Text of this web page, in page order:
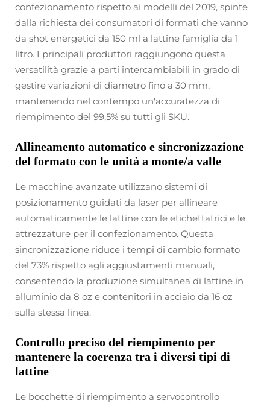
confezionamento rispetto ai modelli del 2019, spinte
dalla richiesta dei consumatori di formati che vanno
da shot energetici da 150 ml a lattine famiglia da 1
litro. I principali produttori raggiungono questa
versatilità grazie a parti intercambiabili in grado di
gestire variazioni di diametro fino a 30 mm,
mantenendo nel contempo un'accuratezza di
riempimento del 99,5% su tutti gli SKU.
Allineamento automatico e sincronizzazione
del formato con le unità a monte/a valle
Le macchine avanzate utilizzano sistemi di
posizionamento guidati da laser per allineare
automaticamente le lattine con le etichettatrici e le
attrezzature per il confezionamento. Questa
sincronizzazione riduce i tempi di cambio formato
del 73% rispetto agli aggiustamenti manuali,
consentendo la produzione simultanea di lattine in
alluminio da 8 oz e contenitori in acciaio da 16 oz
sulla stessa linea.
Controllo preciso del riempimento per
mantenere la coerenza tra i diversi tipi di
lattine
Le bocchette di riempimento a servocontrollo